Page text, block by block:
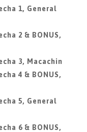
1, General
2 & BONUS,
3, Macachin
4 & BONUS,
5, General
6 & BONUS,